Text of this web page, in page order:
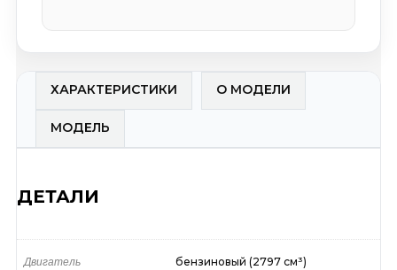
ХАРАКТЕРИСТИКИ О МОДЕЛИ
МОДЕЛЬ
ДЕТАЛИ
Двигатель бензиновый (2797 см³)